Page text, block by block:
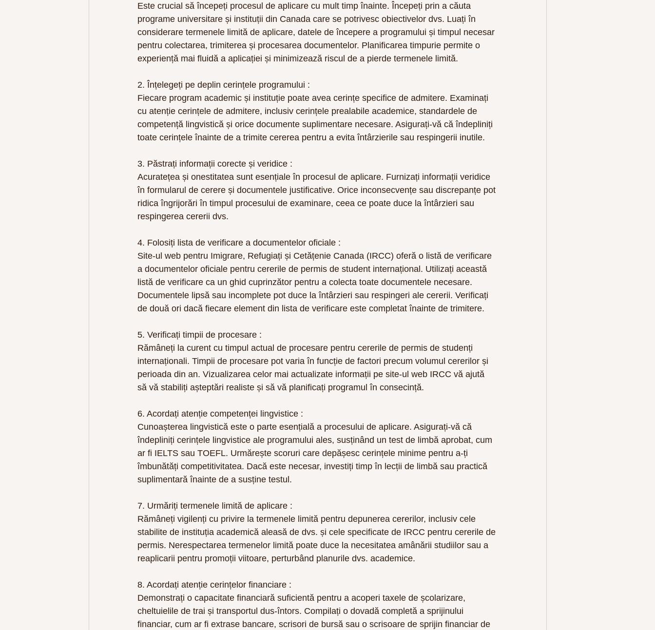
Este crucial să începeți procesul de aplicare cu mult timp înainte. Începeți prin a căuta
programe universitare și instituții din Canada care se potrivesc obiectivelor dvs. Luați în
considerare termenele limită de aplicare, datele de începere a programului și timpul necesar
pentru colectarea, trimiterea și procesarea documentelor. Planificarea timpurie permite o
experiență mai fluidă a aplicației și minimizează riscul de a pierde termenele limită.
2. Înțelegeți pe deplin cerințele programului :
Fiecare program academic și instituție poate avea cerințe specifice de admitere. Examinați
cu atenție cerințele de admitere, inclusiv cerințele prealabile academice, standardele de
competență lingvistică și orice documente suplimentare necesare. Asigurați-vă că îndepliniți
toate cerințele înainte de a trimite cererea pentru a evita întârzierile sau respingerii inutile.
3. Păstrați informații corecte și veridice :
Acuratețea și onestitatea sunt esențiale în procesul de aplicare. Furnizați informații veridice
în formularul de cerere și documentele justificative. Orice inconsecvențe sau discrepanțe pot
ridica îngrijorări în timpul procesului de examinare, ceea ce poate duce la întârzieri sau
respingerea cererii dvs.
4. Folosiți lista de verificare a documentelor oficiale :
Site-ul web pentru Imigrare, Refugiați și Cetățenie Canada (IRCC) oferă o listă de verificare
a documentelor oficiale pentru cererile de permis de student internațional. Utilizați această
listă de verificare ca un ghid cuprinzător pentru a colecta toate documentele necesare.
Documentele lipsă sau incomplete pot duce la întârzieri sau respingeri ale cererii. Verificați
de două ori dacă fiecare element din lista de verificare este completat înainte de trimitere.
5. Verificați timpii de procesare :
Rămâneți la curent cu timpul actual de procesare pentru cererile de permis de studenți
internaționali. Timpii de procesare pot varia în funcție de factori precum volumul cererilor și
perioada din an. Vizualizarea celor mai actualizate informații pe site-ul web IRCC vă ajută
să vă stabiliți așteptări realiste și să vă planificați programul în consecință.
6. Acordați atenție competenței lingvistice :
Cunoașterea lingvistică este o parte esențială a procesului de aplicare. Asigurați-vă că
îndepliniți cerințele lingvistice ale programului ales, susținând un test de limbă aprobat, cum
ar fi IELTS sau TOEFL. Urmărește scoruri care depășesc cerințele minime pentru a-ți
îmbunătăți competitivitatea. Dacă este necesar, investiți timp în lecții de limbă sau practică
suplimentară înainte de a susține testul.
7. Urmăriți termenele limită de aplicare :
Rămâneți vigilenți cu privire la termenele limită pentru depunerea cererilor, inclusiv cele
stabilite de instituția academică aleasă de dvs. și cele specificate de IRCC pentru cererile de
permis. Nerespectarea termenelor limită poate duce la necesitatea amânării studiilor sau a
reaplicarii pentru promoții viitoare, perturbând planurile dvs. academice.
8. Acordați atenție cerințelor financiare :
Demonstrați o capacitate financiară suficientă pentru a acoperi taxele de școlarizare,
cheltuielile de trai și transportul dus-întors. Compilați o dovadă completă a sprijinului
financiar, cum ar fi extrase bancare, scrisori de bursă sau o scrisoare de sprijin financiar de